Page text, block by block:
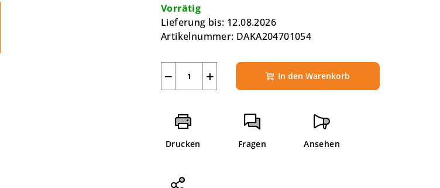
Vorrätig
Lieferung bis: 12.08.2026
Artikelnummer: DAKA204701054
+
− In den Warenkorb
Drucken Fragen Ansehen